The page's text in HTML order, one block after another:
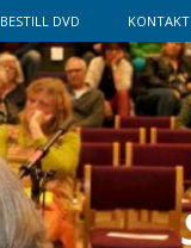
BESTILL DVD KONTAKT